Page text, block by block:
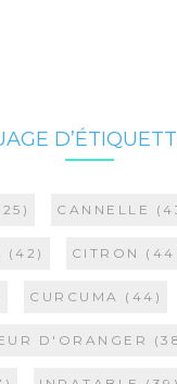
CANNELLE
(42) CITRON
CURCUMA (44)
D'ORANGER